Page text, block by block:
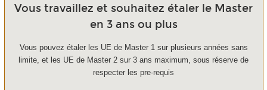
Vous travaillez et souhaitez étaler le Master
en 3 ans ou plus
Vous pouvez étaler les UE de Master 1 sur plusieurs années sans
limite, et les UE de Master 2 sur 3 ans maximum, sous réserve de
respecter les pre-requis